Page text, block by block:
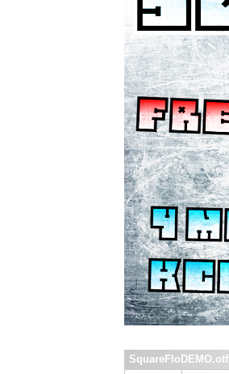
SquareFloDEMO.otf